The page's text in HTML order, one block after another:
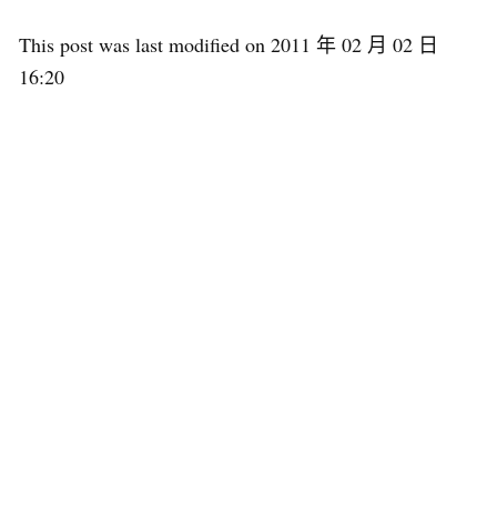
This post was last modified on 2011 年 02 月 02 日
16:20